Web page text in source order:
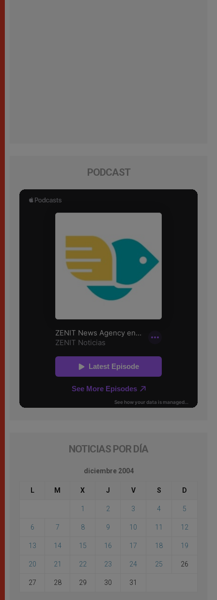
PODCAST
NOTICIAS POR DÍA
diciembre 2004
L M X J V S D
1 2 3 4 5
6 7 8 9 10 11 12
13 14 15 16 17 18 19
20 21 22 23 24 25 26
27 28 29 30 31